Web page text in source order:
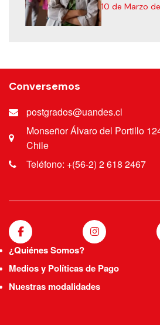
10 de Marzo
Conversemos
postgrados@uandes.cl
Monseñor Álvaro del Portillo
Chile
Teléfono: +(56-2) 2 618 2467
¿Quiénes Somos?
Medios y Políticas de Pago
Nuestras modalidades